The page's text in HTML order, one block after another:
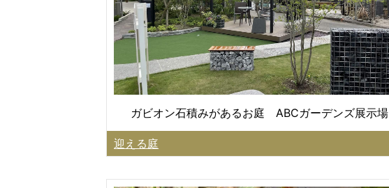
ガビオン石積みがあるお庭 ABCガーデンズ展示場
迎える庭